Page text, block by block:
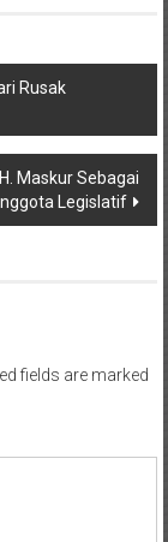
Rusak
Maskur Sebagai
Legislatif
fields are marked